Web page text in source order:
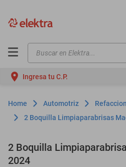
Buscar en Elektra...
Ingresa tu C.P.
Automotriz
2 Boquilla Limpiaparabrisas
2 Boquilla
2024
motos
moto
celulares
refrigeradores